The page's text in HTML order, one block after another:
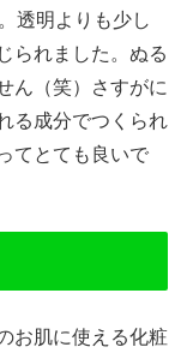
透明よりも少し
られました。ぬる
ん（笑）さすがに
る成分でつくられ
てとても良いで
お肌に使える化粧